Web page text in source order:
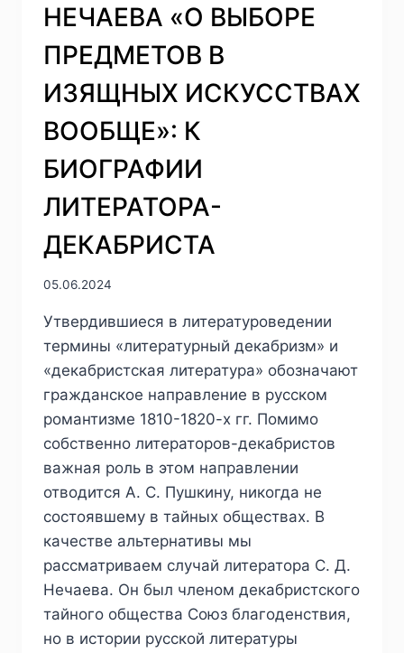
СВЯТЫЕ
ПАЛЕСТИНЫ
В
ВОЙНЕ:
ПОЛИТИЧЕСКАЯ
ДУХОВНО-
СОСТАВЛЯЮЩАЯ
НЕЧАЕВА «О ВЫБОРЕ
ПРЕДМЕТОВ В
ИЗЯЩНЫХ ИСКУССТВАХ
ВООБЩЕ»: К
БИОГРАФИИ
ЛИТЕРАТОРА-
ДЕКАБРИСТА
05.06.2024
Утвердившиеся в литературоведении
термины «литературный декабризм» и
«декабристская литература» обозначают
гражданское направление в русском
романтизме 1810-1820-х гг. Помимо
собственно литераторов-декабристов
важная роль в этом направлении
отводится А. С. Пушкину, никогда не
состоявшему в тайных обществах. В
качестве альтернативы мы
рассматриваем случай литератора С. Д.
Нечаева. Он был членом декабристского
тайного общества Союз благоденствия,
но в истории русской литературы